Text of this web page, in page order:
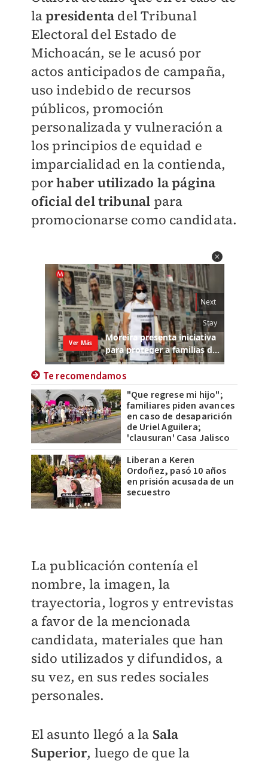
lapresidenta del Tribunal
Electoral del Estado de
Michoacán, se le acusó por
actos anticipados de campaña,
uso indebido de recursos
públicos, promoción
personalizada y vulneración a
los principios de equidad e
imparcialidad en la contienda,
por haber utilizado la página
oficial del tribunal para
promocionarse como candidata.
Te recomendamos
"Que regrese mi hijo";
familiares piden avances
en caso de desaparición
de Uriel Aguilera;
'clausuran' Casa Jalisco
Liberan a Keren
Ordoñez, pasó 10 años
en prisión acusada de un
secuestro
La publicación contenía el
nombre, la imagen, la
trayectoria, logros y entrevistas
a favor de la mencionada
candidata, materiales que han
sido utilizados y difundidos, a
su vez, en sus redes sociales
personales.
El asunto llegó a la Sala
Superior, luego de que la